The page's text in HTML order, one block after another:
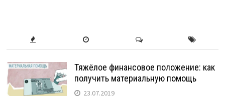
Тяжёлое финансовое положение: как
получить материальную помощь
23.07.2019